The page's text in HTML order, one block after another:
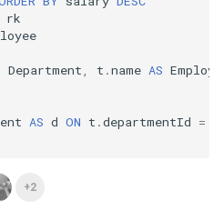
rk
Department, t .name AS
AS d ON t .departmentId =
+2